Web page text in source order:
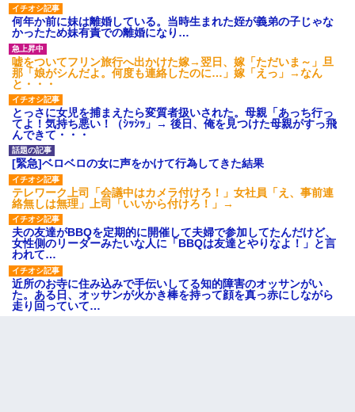
何年か前に妹は離婚している。当時生まれた姪が義弟の子じゃな
かったため妹有責での離婚になり…
嘘をついてフリン旅行へ出かけた嫁→翌日、嫁「ただいま～」旦
那「娘がシんだよ。何度も連絡したのに…」嫁「えっ」→なん
と・・・
とっさに女児を捕まえたら変質者扱いされた。母親「あっち行っ
てよ！気持ち悪い！（ｼｯｼｯ」→ 後日、俺を見つけた母親がすっ飛
んできて・・・
[緊急]ベロベロの女に声をかけて行為してきた結果
テレワーク上司「会議中はカメラ付けろ！」女社員「え、事前連
絡無しは無理」上司「いいから付けろ！」→
夫の友達がBBQを定期的に開催して夫婦で参加してたんだけど、
女性側のリーダーみたいな人に「BBQは友達とやりなよ！」と言
われて…
近所のお寺に住み込みで手伝いしてる知的障害のオッサンがい
た。ある日、オッサンが火かき棒を持って顔を真っ赤にしながら
走り回っていて…